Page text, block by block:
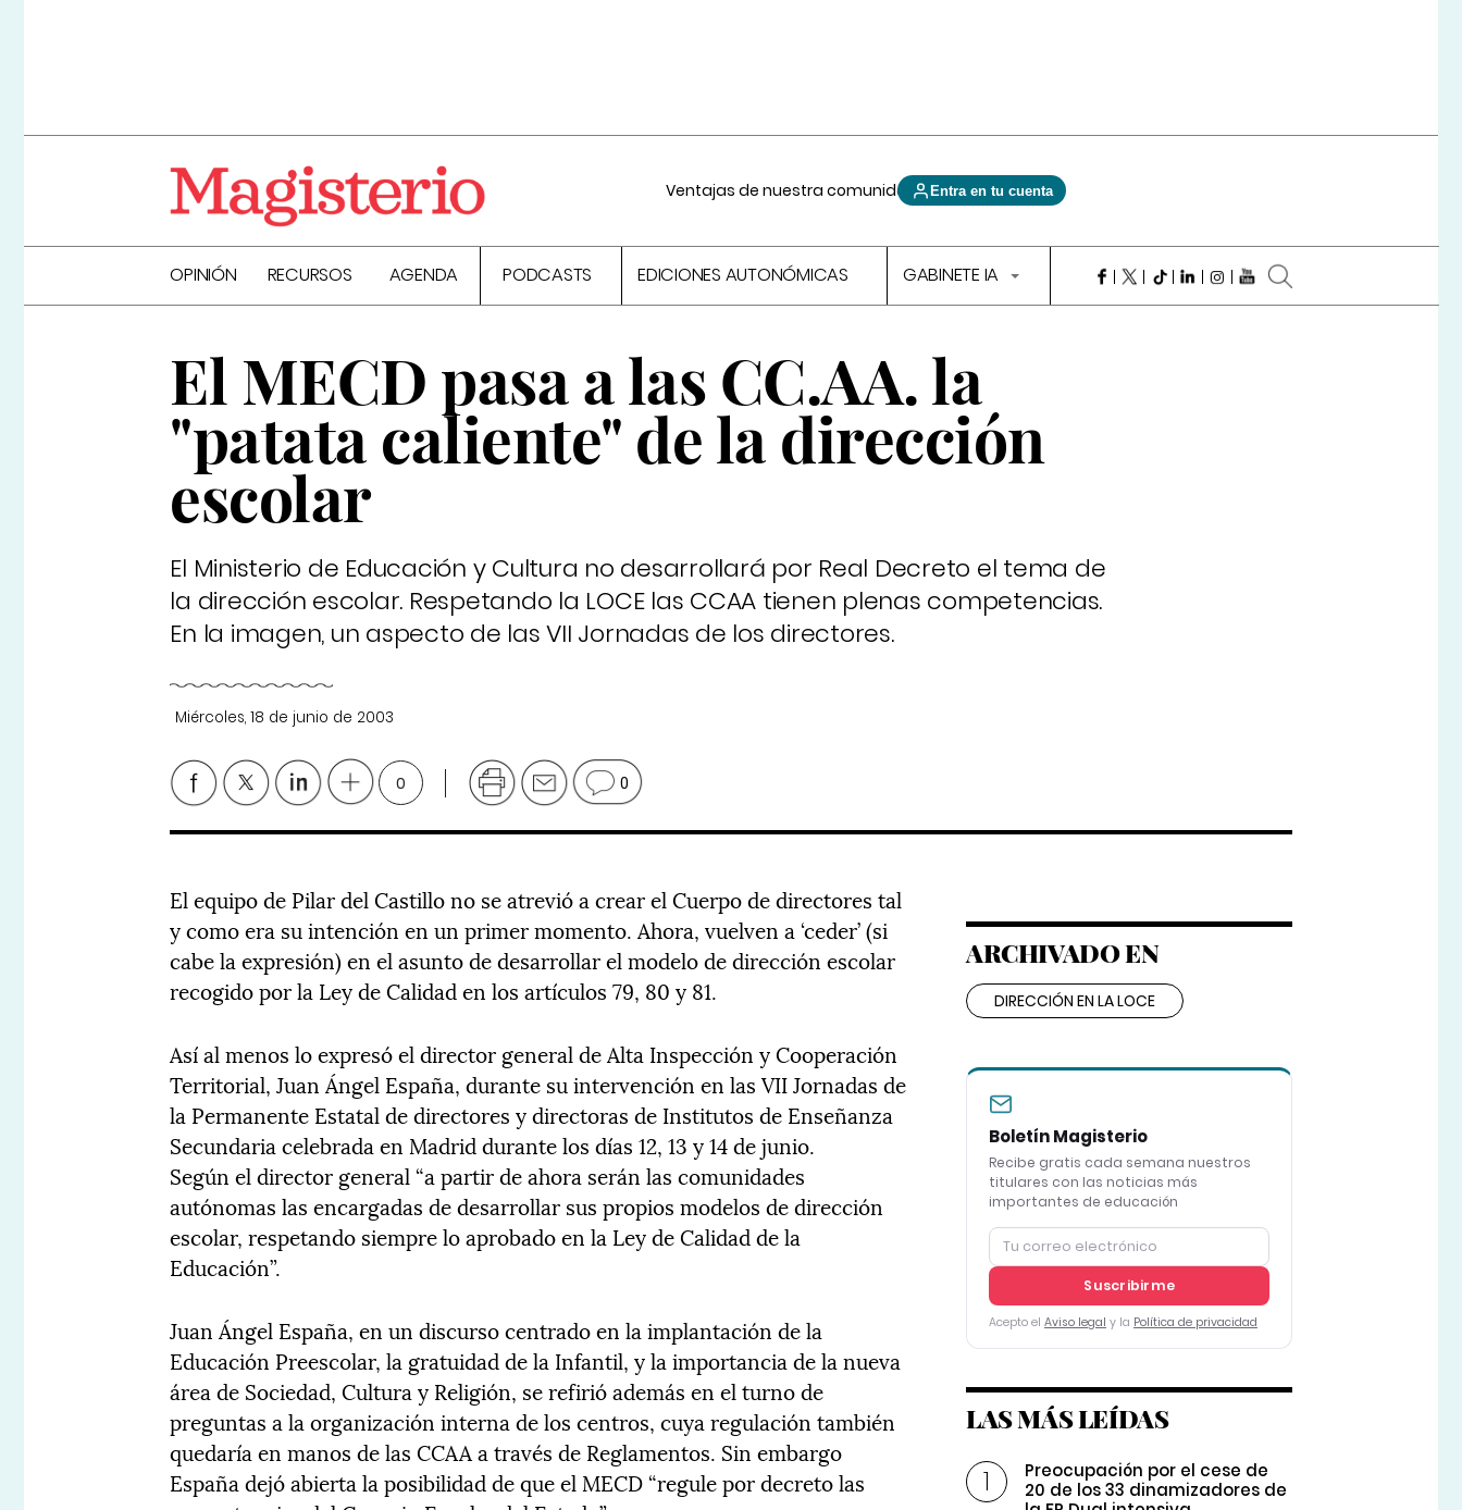
Ventajas de nuestra comunidad Entra en tu cuenta
OPINIÓN RECURSOS AGENDA PODCASTS EDICIONES AUTONÓMICAS GABINETE IA
El MECD pasa a las CC.AA. la
"patata caliente" de la dirección
escolar
El Ministerio de Educación y Cultura no desarrollará por Real Decreto el tema de
la dirección escolar. Respetando la LOCE las CCAA tienen plenas competencias.
En la imagen, un aspecto de las VII Jornadas de los directores.
Miércoles, 18 de junio de 2003
0 0
El equipo de Pilar del Castillo no se atrevió a crear el Cuerpo de directores tal
y como era su intención en un primer momento. Ahora, vuelven a ‘ceder’ (si
cabe la expresión) en el asunto de desarrollar el modelo de dirección escolar
recogido por la Ley de Calidad en los artículos 79, 80 y 81.
Así al menos lo expresó el director general de Alta Inspección y Cooperación
Territorial, Juan Ángel España, durante su intervención en las VII Jornadas de
la Permanente Estatal de directores y directoras de Institutos de Enseñanza
Secundaria celebrada en Madrid durante los días 12, 13 y 14 de junio.
Según el director general “a partir de ahora serán las comunidades
autónomas las encargadas de desarrollar sus propios modelos de dirección
escolar, respetando siempre lo aprobado en la Ley de Calidad de la
Educación”.
Juan Ángel España, en un discurso centrado en la implantación de la
Educación Preescolar, la gratuidad de la Infantil, y la importancia de la nueva
área de Sociedad, Cultura y Religión, se refirió además en el turno de
preguntas a la organización interna de los centros, cuya regulación también
quedaría en manos de las CCAA a través de Reglamentos. Sin embargo
España dejó abierta la posibilidad de que el MECD “regule por decreto las
ARCHIVADO EN
DIRECCIÓN EN LA LOCE
Boletín Magisterio
Recibe gratis cada semana nuestros
titulares con las noticias más
importantes de educación
Suscribirme
Acepto el Aviso legal y la Política de privacidad
LAS MÁS LEÍDAS
Preocupación por el cese de
20 de los 33 dinamizadores de